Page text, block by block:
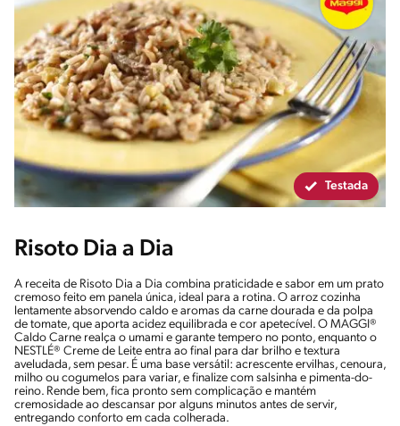
Testada
Risoto Dia a Dia
A receita de Risoto Dia a Dia combina praticidade e sabor em um prato
cremoso feito em panela única, ideal para a rotina. O arroz cozinha
lentamente absorvendo caldo e aromas da carne dourada e da polpa
de tomate, que aporta acidez equilibrada e cor apetecível. O MAGGI®
Caldo Carne realça o umami e garante tempero no ponto, enquanto o
NESTLÉ® Creme de Leite entra ao final para dar brilho e textura
aveludada, sem pesar. É uma base versátil: acrescente ervilhas, cenoura,
milho ou cogumelos para variar, e finalize com salsinha e pimenta-do-
reino. Rende bem, fica pronto sem complicação e mantém
cremosidade ao descansar por alguns minutos antes de servir,
entregando conforto em cada colherada.